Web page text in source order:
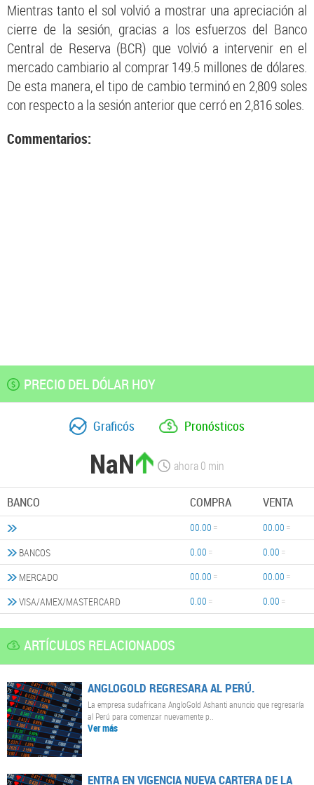
Mientras tanto el sol volvió a mostrar una apreciación al
cierre de la sesión, gracias a los esfuerzos del Banco
Central de Reserva (BCR) que volvió a intervenir en el
mercado cambiario al comprar 149.5 millones de dólares.
De esta manera, el tipo de cambio terminó en 2,809 soles
con respecto a la sesión anterior que cerró en 2,816 soles.
Commentarios:
PRECIO DEL DÓLAR HOY
Graficós Pronósticos
NaN ahora0 min
BANCO COMPRA VENTA
00.00
00.00
BANCOS
0.00
0.00
MERCADO
00.00
00.00
VISA/AMEX/MASTERCARD
0.00 0.00
ARTÍCULOS RELACIONADOS
ANGLOGOLD REGRESARA AL PERÚ.
La empresa sudafricana AngloGold Ashanti anuncio que regresaría
al Perú para comenzar nuevamente p..
Ver más
ENTRA EN VIGENCIA NUEVA CARTERA DE LA